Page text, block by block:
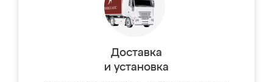
Доставка
и установка